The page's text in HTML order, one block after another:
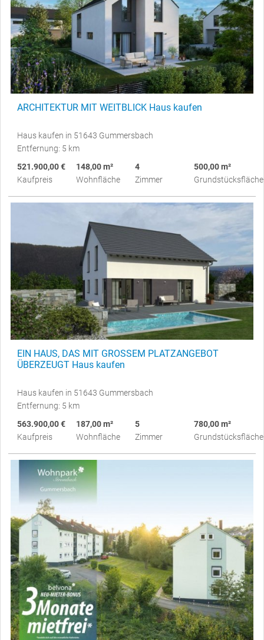
ARCHITEKTUR MIT WEITBLICK Haus kaufen
Haus kaufen in 51643 Gummersbach
Entfernung: 5 km
521.900,00 €
Kaufpreis
148,00 m²
Wohnfläche
4
Zimmer
500,00 m²
Grundstücksfläche
EIN HAUS, DAS MIT GROSSEM PLATZANGEBOT
ÜBERZEUGT Haus kaufen
Haus kaufen in 51643 Gummersbach
Entfernung: 5 km
563.900,00 €
Kaufpreis
187,00 m²
Wohnfläche
5
Zimmer
780,00 m²
Grundstücksfläche